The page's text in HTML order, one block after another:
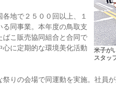
米子が
スタッ
地で２５００回以上、１
る同事業。本年度の鳥取支
ばこ販売協同組合と合同で
心に定期的な環境美化活動
りの会場で同運動を実施。社員